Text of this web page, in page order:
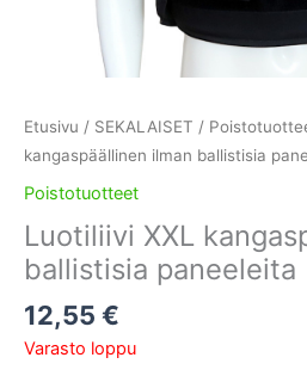
Etusivu / SEKALAISET /
kangaspäällinen ilman ballistisia
Poistotuotteet
Luotiliivi XXL
ballistisia paneeleita
12,55 €
Varasto loppu